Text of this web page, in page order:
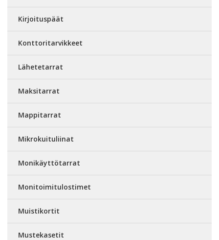
Kirjoituspäät
Konttoritarvikkeet
Lähetetarrat
Maksitarrat
Mappitarrat
Mikrokuituliinat
Monikäyttötarrat
Monitoimitulostimet
Muistikortit
Mustekasetit